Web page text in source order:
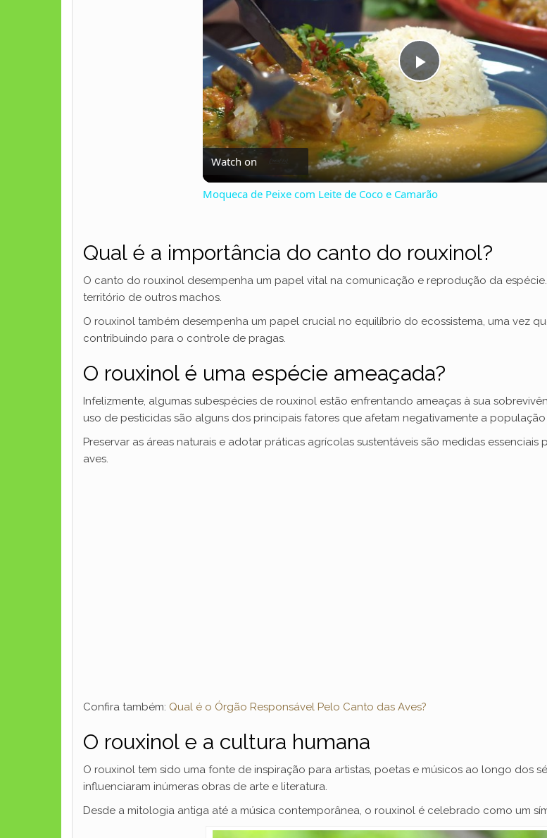
P
l
a
V
e
o
Watch on
Moqueca de Peixe com Leite de Coco e Camarão
Qual é a importância do canto do rouxinol?
O canto do rouxinol desempenha um papel vital na comunicação e reprodução da
território de outros machos.
O rouxinol também desempenha um papel crucial no equilíbrio do ecossistema, uma vez
contribuindo para o controle de pragas.
O rouxinol é uma espécie ameaçada?
Infelizmente, algumas subespécies de rouxinol estão enfrentando ameaças à sua
uso de pesticidas são alguns dos principais fatores que afetam negativamente a população
Preservar as áreas naturais e adotar práticas agrícolas sustentáveis são medidas
aves.
Confira também: Qual é o Órgão Responsável Pelo Canto das Aves?
O rouxinol e a cultura humana
O rouxinol tem sido uma fonte de inspiração para artistas, poetas e músicos ao longo dos
influenciaram inúmeras obras de arte e literatura.
Desde a mitologia antiga até a música contemporânea, o rouxinol é celebrado como um